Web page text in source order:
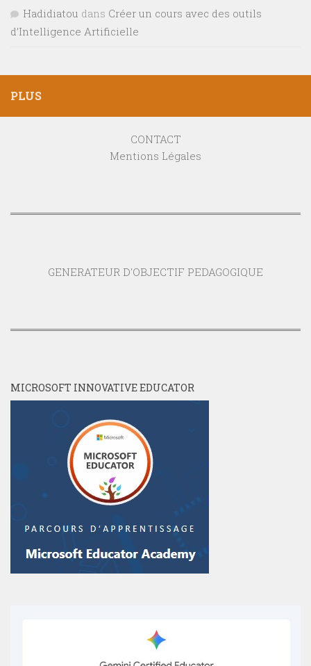
Hadidiatou dans Créer un cours avec des outils
d’Intelligence Artificielle
PLUS
CONTACT
Mentions Légales
GENERATEUR D'OBJECTIF PEDAGOGIQUE
MICROSOFT INNOVATIVE EDUCATOR